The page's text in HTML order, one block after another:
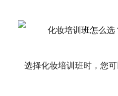
选择化妆培训班时，您